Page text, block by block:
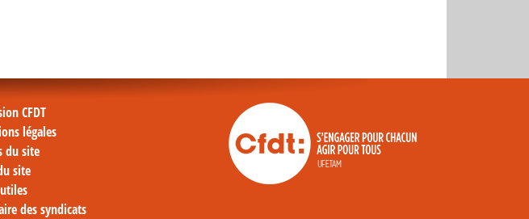
CFDT
légales
du site
site
des syndicats